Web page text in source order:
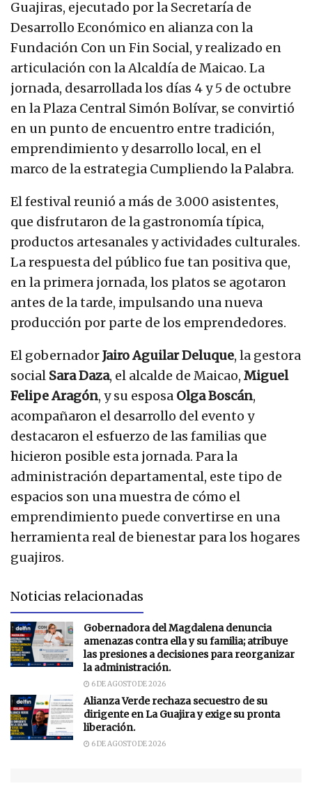
Guajiras, ejecutado por la Secretaría de
Desarrollo Económico en alianza con la
Fundación Con un Fin Social, y realizado en
articulación con la Alcaldía de Maicao. La
jornada, desarrollada los días 4 y 5 de octubre
en la Plaza Central Simón Bolívar, se convirtió
en un punto de encuentro entre tradición,
emprendimiento y desarrollo local, en el
marco de la estrategia Cumpliendo la Palabra.
El festival reunió a más de 3.000 asistentes,
que disfrutaron de la gastronomía típica,
productos artesanales y actividades culturales.
La respuesta del público fue tan positiva que,
en la primera jornada, los platos se agotaron
antes de la tarde, impulsando una nueva
producción por parte de los emprendedores.
El gobernadorJairo Aguilar Deluque, la gestora
social Sara Daza, el alcalde de Maicao, Miguel
Felipe Aragón, y su esposa Olga Boscán,
acompañaron el desarrollo del evento y
destacaron el esfuerzo de las familias que
hicieron posible esta jornada. Para la
administración departamental, este tipo de
espacios son una muestra de cómo el
emprendimiento puede convertirse en una
herramienta real de bienestar para los hogares
guajiros.
Noticias relacionadas
Gobernadora del Magdalena denuncia
amenazas contra ella y su familia; atribuye
las presiones a decisiones para reorganizar
la administración.
6 DE AGOSTO DE 2026
Alianza Verde rechaza secuestro de su
dirigente en La Guajira y exige su pronta
liberación.
6 DE AGOSTO DE 2026